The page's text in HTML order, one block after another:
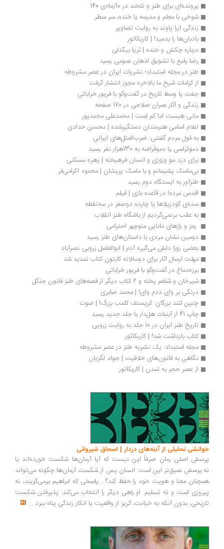
پرونده‌ای برای طنز و تلخند در «آزما»ی 140
شوخی با معلم و مدرسه یا خنده، سر سطر
زندگی ازرا پاوند به روایت تصاویر
بادبان‌ها را بدمید! | کاریکاتور
درباره چکش و خنده | ثریا بیگدلی
رضا رفیع با تشویق اذهان عمومی رسید
طنز در مجله استبداد؛ نشریات ایران در عصر مشروطه
از کرامات شیخ ما بالاخره مجوز انتشار گرفت
جفت پا وسط تاریخ در گفت‌وگو با فریور خراباتی
زندگی و آثار عمران صلاحی در 170 صفحه
مانی هِیست اما کم اِست | محمدعلی محمدپور
اعلام اسامی هنرمندان دستگیرشده‌ | محسن حدادی
به قول مردم گفتنی: ضرب‌المثل‌های ایرانی
دموکراسی یا دموقراضه به 130هزار نفر رسید
برای دزد مو وِزوزی و انسان فرهیخته | زهره مسکنی
بی‌ماسک پشیمانم و با ماسک پریشان | محمود اکرامی‌فر
طنزآور به ایستگاه دوم رسید
اقدس مَرده! در قاعده بازی | فیلم
سده‌ی گودزیلاها یا چارده دوصفر در سه‌نقطه
به عقب برنمی‌گردیم از باشگاه طنز انقلاب
رمز و رازهای مانایی منوچهر احترامی
دومین نشان مردی با داستان‌های طنز رسید
بعضی روزا دلش می‌گیره آدم | ابوالفضل زرویی نصرآباد
مهلت ارسال آثار برای دوسالانه کارتون کتاب تمدید شد
برزه‌دماغ در گفت‌وگو با فریور خراباتی
شیرخان و شلغم پخته و 2 کتاب دیگر از قصه‌های طنز قانون جنگل
درنگی بر وای ددم وای! | محمد صابری
چنین کنند بزرگان: کریستف کلمب بزرگ! | صوت
چاپ 41 از آبنبات هل‌دار با جلد جدید رسید
تاریخ طنز ایران در 10 جلد به روایت زرویی
کتاب بازداشت شد! | کاریکاتور
مجله استبداد: یک نشریه طنز در عصر مشروطه
نگاهی به قانون‌های خلاقیت | جواد لگزیان
از عصر حجر به تمدن | کاریکاتور
تحلیلی از آینه‌های دردار | اسحاق شیروانی
اصلی رمان صرفاً این نیست که آیا آرمان‌ها شکست خورده‌اند یا
عمیق‌تر این است: انسان پس از شکست آرمان‌ها چگونه می‌تواند
معنا و هویت خود را حفظ کند؟... پاسخی که ابراهیم برمی‌گزیند، نه
است و نه تسلیم. او راهی دیگر را انتخاب می‌کند: پذیرفتن شکست
بدون آنکه به خیانت، گریز از واقعیت یا انکار زندگی پناه ببرد...